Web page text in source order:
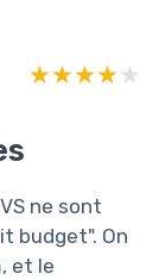
★★★★★
★★★★★
ne sont
budget". On
et le